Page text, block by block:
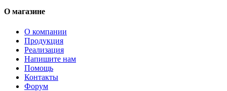
О магазине
О компании
Продукция
Реализация
Напишите нам
Помощь
Контакты
Форум